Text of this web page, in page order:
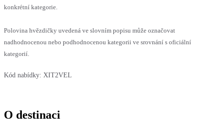
konkrétní kategorie.
Polovina hvězdičky uvedená ve slovním popisu může označovat
nadhodnocenou nebo podhodnocenou kategorii ve srovnání s oficiální
kategorií.
Kód nabídky: XIT2VEL
O destinaci